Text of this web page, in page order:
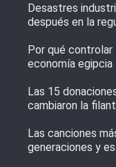
Desastres
después en la
Por qué controlar
economía egipcia
Las 15
cambiaron la
Las canciones
generaciones y